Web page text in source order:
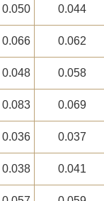
0.050 0.044
0.066 0.062
0.048 0.058
0.083 0.069
0.036 0.037
0.038 0.041